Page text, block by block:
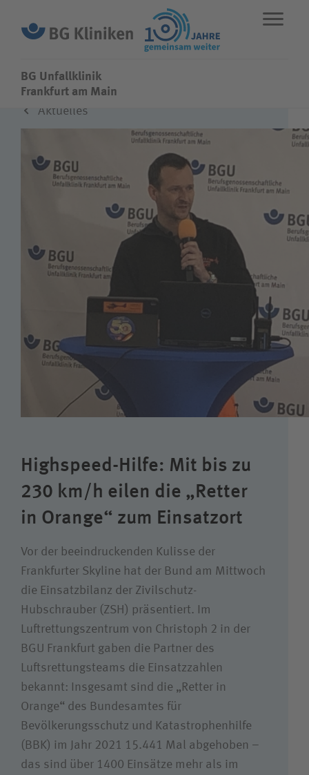
BG Unfallklinik
STANDORTE NOTFALL
Fachbereiche
Über uns
Wie können wir Ihnen helfen?
Suchwert
Ich bin
Patientin / Patient
Besucherin / Besucher
Unfallversicherungsträger
Zuweiserin / Zuweiser
Bewerberin / Bewerber
BG Unfallklinik
Frankfurt am Main
Aktuelles
Highspeed-Hilfe: Mit bis zu
230 km/h eilen die „Retter
in Orange“ zum Einsatzort
Vor der beeindruckenden Kulisse der
Frankfurter Skyline hat der Bund am Mittwoch
die Einsatzbilanz der Zivilschutz-
Hubschrauber (ZSH) präsentiert. Im
Luftrettungszentrum von Christoph 2 in der
BGU Frankfurt gaben die Partner des
Luftsrettungsteams die Einsatzzahlen
bekannt: Insgesamt sind die „Retter in
Orange“ des Bundesamtes für
Bevölkerungsschutz und Katastrophenhilfe
(BBK) im Jahr 2021 15.441 Mal abgehoben –
das sind über 1400 Einsätze mehr als im